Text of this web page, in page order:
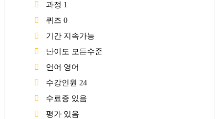
과정 1
퀴즈 0
기간 지속가능
난이도 모든수준
언어 영어
수강인원 24
수료증 있음
평가 있음